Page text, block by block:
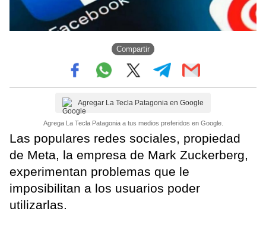
Compartir
Agregar La Tecla Patagonia en Google
Agrega La Tecla Patagonia a tus medios preferidos en Google.
Las populares redes sociales, propiedad
de Meta, la empresa de Mark Zuckerberg,
experimentan problemas que le
imposibilitan a los usuarios poder
utilizarlas.